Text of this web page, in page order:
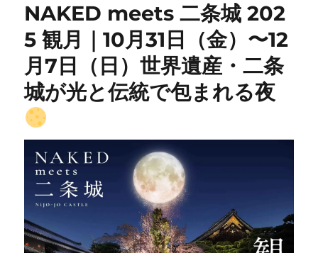
NAKED meets 二条城 202
5 観月｜10月31日（金）〜12
月7日（日）世界遺産・二条
城が光と伝統で包まれる夜